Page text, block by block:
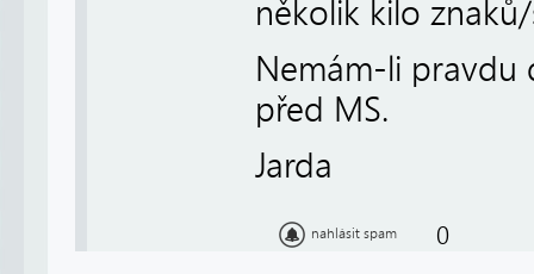
několik kilo znaků/
Nemám-li pravdu
před MS.
Jarda
nahlásit spam 0